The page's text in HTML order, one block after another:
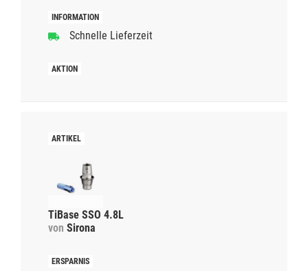
Schnelle Lieferzeit
TiBase SSO 4.8L
von Sirona